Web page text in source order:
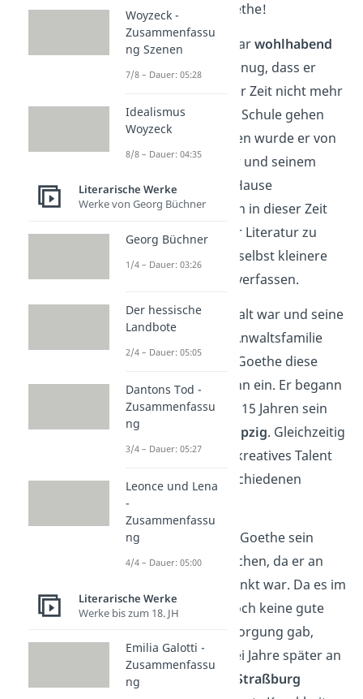
Wolfgang
Goethe!
Goethes Familie warwohlhabend
und angesehen genug, dass er
bereits nach kurzer Zeit nicht mehr
auf die öffentliche Schule gehen
musste. Stattdessen wurde er von
einem Privatlehrer und seinem
eigenen Vater zu Hause
unterrichtet. Schon in dieser Zeit
begann er, sich für Literatur zu
interessieren und selbst kleinere
Theaterstücke zu verfassen.
Da sein Vater Anwalt war und seine
Mutter aus einer Anwaltsfamilie
kam, schlug auch Goethe diese
berufliche Laufbahn ein. Er begann
mit gerade einmal 15 Jahren sein
Jurastudium
Leipzig. Gleichzeitig
entdeckte er sein kreatives Talent
und nahm an verschiedenen
Kunstkursen teil.
Allerdings musste Goethe sein
Studium unterbrechen, da er an
Tuberkulose erkrankt war. Da es im
18. Jahrhundert noch keine gute
medizinische Versorgung gab,
konnte er erst zwei Jahre später an
der Universität in
Straßburg
Woyzeck -
Zusammenfassu
ng Szenen
7/8 – Dauer: 05:28
Idealismus
Woyzeck
8/8 – Dauer: 04:35
Literarische Werke
Werke von Georg Büchner
Georg Büchner
1/4 – Dauer: 03:26
Der hessische
Landbote
2/4 – Dauer: 05:05
Dantons Tod -
Zusammenfassu
ng
3/4 – Dauer: 05:27
Leonce und Lena
-
Zusammenfassu
ng
4/4 – Dauer: 05:00
Literarische Werke
Werke bis zum 18. JH
Emilia Galotti -
Zusammenfassu
ng